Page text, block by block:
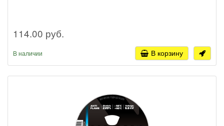
114.00 руб.
В наличии В корзину